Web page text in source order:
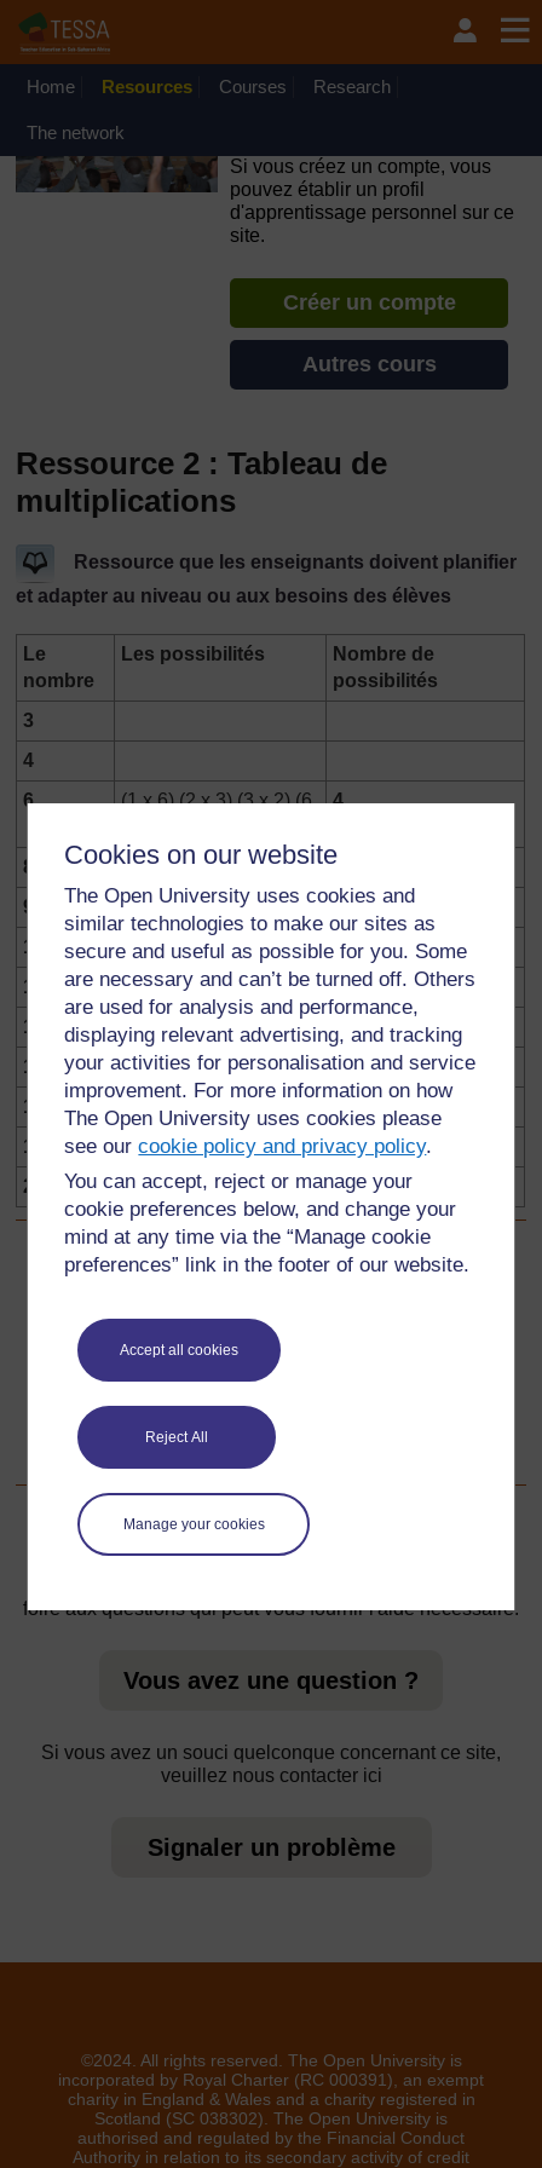
Cookies on our website
The Open University uses cookies and
similar technologies to make our sites as
secure and useful as possible for you. Some
are necessary and can’t be turned off. Others
are used for analysis and performance,
displaying relevant advertising, and tracking
your activities for personalisation and service
improvement. For more information on how
The Open University uses cookies please
see ourcookie policy and privacy policy.
You can accept, reject or manage your
cookie preferences below, and change your
mind at any time via the “Manage cookie
preferences” link in the footer of our website.
Accept all cookies
Reject All
Manage your cookies
Passer au contenu principal
OpenLearn Create will be unavailable on Wednesday 12
August 2026 from 8am to 10.30am (GMT) due to routine
Home Resources Courses Research
The network
Si vous créez un compte, vous
pouvez établir un profil
d'apprentissage personnel sur ce
site.
Créer un compte
Autres cours
Ressource 2 : Tableau de
multiplications
Ressource que les enseignants doivent planifier
et adapter au niveau ou aux besoins des élèves
Le
nombre
Les possibilités
Nombre de
possibilités
3
4
6
(1 x 6) (2 x 3) (3 x 2) (6
4
8
9
10
12
14
15
16
18
20
Précédent
Précédent
Ressource 1 : Les nombres carrés
Suivant
Suivant
Ressource 3 : Les dizaines et les unités
foire aux questions qui peut vous fournir l'aide nécessaire.
Vous avez une question ?
Si vous avez un souci quelconque concernant ce site,
veuillez nous contacter ici
Signaler un problème
©2024. All rights reserved. The Open University is
incorporated by Royal Charter (RC 000391), an exempt
charity in England & Wales and a charity registered in
Scotland (SC 038302). The Open University is
authorised and regulated by the Financial Conduct
Authority in relation to its secondary activity of credit